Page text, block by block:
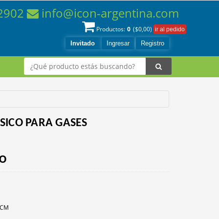
Invitado Ingresar Registro
Productos: 0 ($0,00)
info@icon-argentina.com
PARA GASES